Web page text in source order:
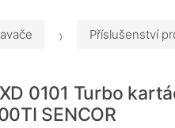
Příslušenství
0101 Turbo
SENCOR